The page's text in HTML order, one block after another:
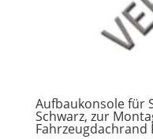
Aufbaukonsole für
Schwarz, zur
Fahrzeugdachrand